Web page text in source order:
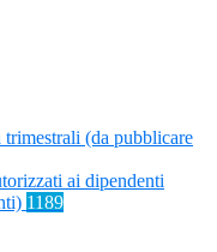
trimestrali (da pubblicare
ai dipendenti
1189